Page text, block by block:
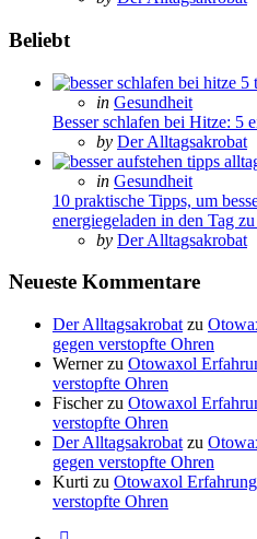
Beliebt
Posted
in
in Gesundheit
Besser schlafen bei Hitze: 5
Posted
by Der Alltagsakrobat
Posted
in
in Gesundheit
10 praktische Tipps, um
energiegeladen in den Tag zu
Posted
by Der Alltagsakrobat
Neueste Kommentare
Der Alltagsakrobat zu
gegen verstopfte Ohren
Wernerzu Otowaxol
verstopfte Ohren
Fischerzu Otowaxol
verstopfte Ohren
Der Alltagsakrobat zu
gegen verstopfte Ohren
Kurti zu Otowaxol
verstopfte Ohren